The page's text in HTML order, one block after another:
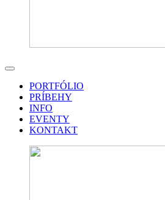
PORTFÓLIO
PRÍBEHY
INFO
EVENTY
KONTAKT